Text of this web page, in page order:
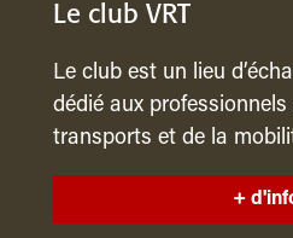
Le club VRT
Le club est un lieu
dédié aux
transports et de la
+